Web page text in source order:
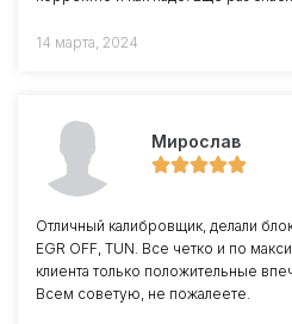
14 марта, 2024
Мирослав
Отличный калибровщик, делали
EGR OFF, TUN. Все четко и по
клиента только положительные
Всем советую, не пожалеете.